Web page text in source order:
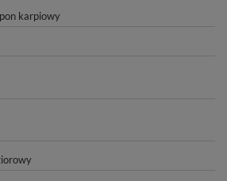
karpiowy